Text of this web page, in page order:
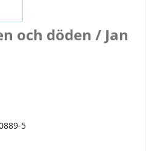
och döden /Jan
5